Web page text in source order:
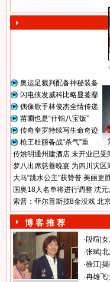
奥运足裁判配备神秘装备
闪电侠发威科比略显萎靡
偶像歌手林俊杰全情传递
苗圃也是“什锦八宝饭”
传奇奎罗特续写生命奇迹
枪王杜丽备战“杀气”重
传姚明通州建酒店 未开业已受
梦八出席慈善晚宴 为四川灾区
大马“跳水公主”获赞誉 美丽更
国奥18人名单将进行调整 沈
索普：菲尔普斯揽8金没戏 北
博 客 推 荐
·段暄
·张斌
·徐江
·冉雄飞